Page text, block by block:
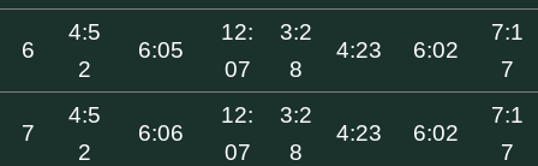
6
4:5
2
6:05
12:
07
3:2
8
4:23 6:02
7:1
7
7
4:5
2
6:06
12:
07
3:2
8
4:23 6:02
7:1
7